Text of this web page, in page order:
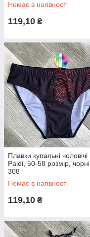
Немає в наявності
119,10 ₴
Плавки купальні чоловічі
Paidi, 50-58 розмір, чорні,
308
Немає в наявності
119,10 ₴